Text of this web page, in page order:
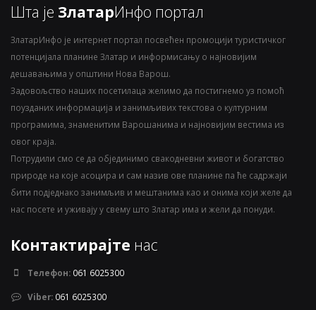
Шта је ЗлатарИнфо портал
ЗлатарИнфо је интернет портал посвећен промоцији туристичког
потенцијала планине Златар и информисању о најновијим
дешавањима у општини Нова Варош.
Задовољство наших посетилаца желимо да постигнемо уз помоћ
поузданих информација и занимљивих текстова о културним
програмима, знаменитим Варошанима и најновијим вестима из
овог краја.
Потрудили смо се да објединимо свакодневни живот и богатство
природе на које асоцира и сам назив ове планине па ће садржаји
бити подједнако занимљив и мештанима као и онима који желе да
нас посете и уживају у свему што Златар има и жели да понуди.
Контактирајте нас
Телефон: 061 6025300
Viber: 061 6025300